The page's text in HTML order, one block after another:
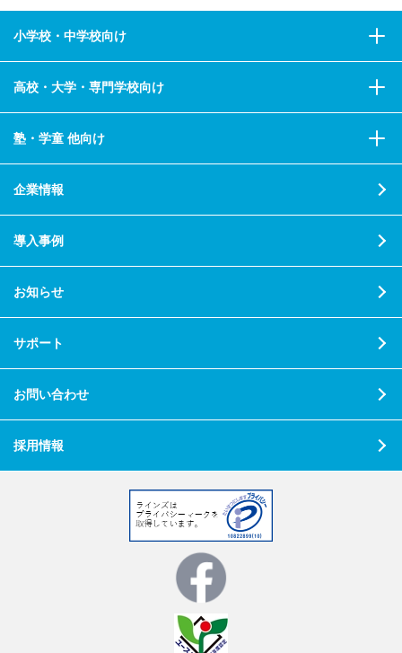
小学校・中学校向け
高校・大学・専門学校向け
塾・学童 他向け
企業情報
導入事例
お知らせ
サポート
お問い合わせ
採用情報